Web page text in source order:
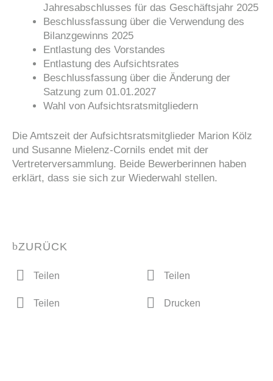
Jahresabschlusses für das Geschäftsjahr 2025
Beschlussfassung über die Verwendung des
Bilanzgewinns 2025
Entlastung des Vorstandes
Entlastung des Aufsichtsrates
Beschlussfassung über die Änderung der
Satzung zum 01.01.2027
Wahl von Aufsichtsratsmitgliedern
Die Amtszeit der Aufsichtsratsmitglieder Marion Kölz
und Susanne Mielenz-Cornils endet mit der
Vertreterversammlung. Beide Bewerberinnen haben
erklärt, dass sie sich zur Wiederwahl stellen.
ZURÜCK
Teilen Teilen
Teilen Drucken